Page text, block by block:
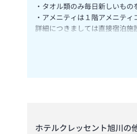
・タオル類のみ毎日新しいもの
・アメニティは１階アメニティ
詳細につきましては直接宿泊施
ホテルクレッセント旭川 の